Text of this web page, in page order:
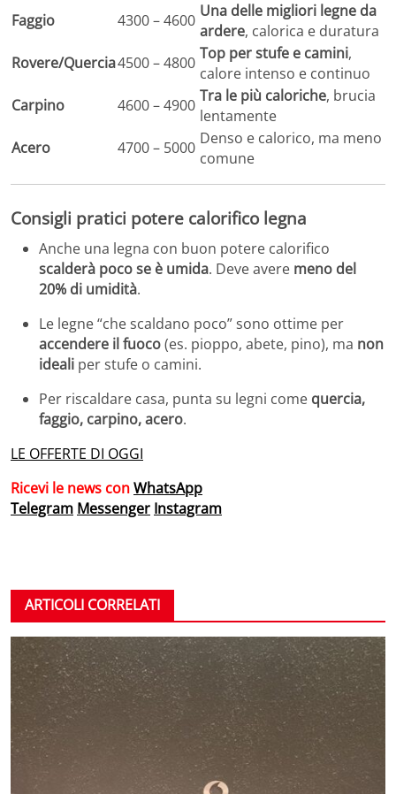
Faggio
4300 – 4600 Una delle migliori legne da
ardere, calorica e duratura
Rovere/Quercia4500 – 4800 Top per stufe e camini,
calore intenso e continuo
Carpino
4600 – 4900 Tra le più caloriche, brucia
lentamente
Acero
4700 – 5000 Denso e calorico, ma meno
comune
Consigli pratici potere calorifico legna
Anche una legna con buon potere calorifico
scalderà poco se è umida. Deve avere meno del
20% di umidità.
Le legne “che scaldano poco” sono ottime per
accendere il fuoco(es. pioppo, abete, pino), ma non
ideali per stufe o camini.
Per riscaldare casa, punta su legni come quercia,
faggio, carpino, acero.
LE OFFERTE DI OGGI
Ricevi le news conWhatsApp
Telegram Messenger Instagram
ARTICOLI CORRELATI